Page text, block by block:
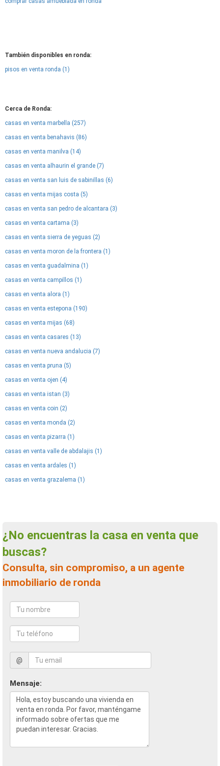
También disponibles en ronda:
pisos en venta ronda (1)
Cerca de Ronda:
casas en venta marbella (257)
casas en venta benahavis (86)
casas en venta manilva (14)
casas en venta alhaurin el grande (7)
casas en venta san luis de sabinillas (6)
casas en venta mijas costa (5)
casas en venta san pedro de alcantara (3)
casas en venta cartama (3)
casas en venta sierra de yeguas (2)
casas en venta moron de la frontera (1)
casas en venta guadalmina (1)
casas en venta campillos (1)
casas en venta alora (1)
casas en venta estepona (190)
casas en venta mijas (68)
casas en venta casares (13)
casas en venta nueva andalucia (7)
casas en venta pruna (5)
casas en venta ojen (4)
casas en venta istan (3)
casas en venta coin (2)
casas en venta monda (2)
casas en venta pizarra (1)
casas en venta valle de abdalajis (1)
casas en venta ardales (1)
casas en venta grazalema (1)
¿No encuentras la casa en venta que
buscas?
Consulta, sin compromiso, a un agente
inmobiliario de ronda
@
Mensaje: